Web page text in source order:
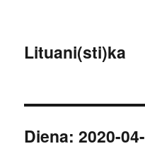
Lituani(sti)ka
Diena:2020-